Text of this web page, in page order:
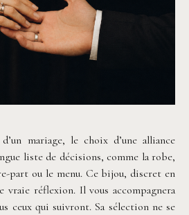
mariage, le choix d’une alliance
liste de décisions, comme la robe,
part ou le menu. Ce bijou, discret en
vraie réflexion. Il vous accompagnera
ceux qui suivront. Sa sélection ne se